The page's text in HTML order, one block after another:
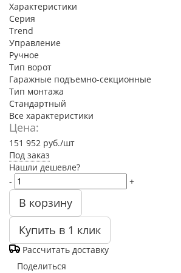
Характеристики
Серия
Trend
Управление
Ручное
Тип ворот
Гаражные подъемно-секционные
Тип монтажа
Стандартный
Все характеристики
Цена:
151 952 руб./шт
Под заказ
Нашли дешевле?
-
+
В корзину
Купить в 1 клик
Рассчитать доставку
Поделиться